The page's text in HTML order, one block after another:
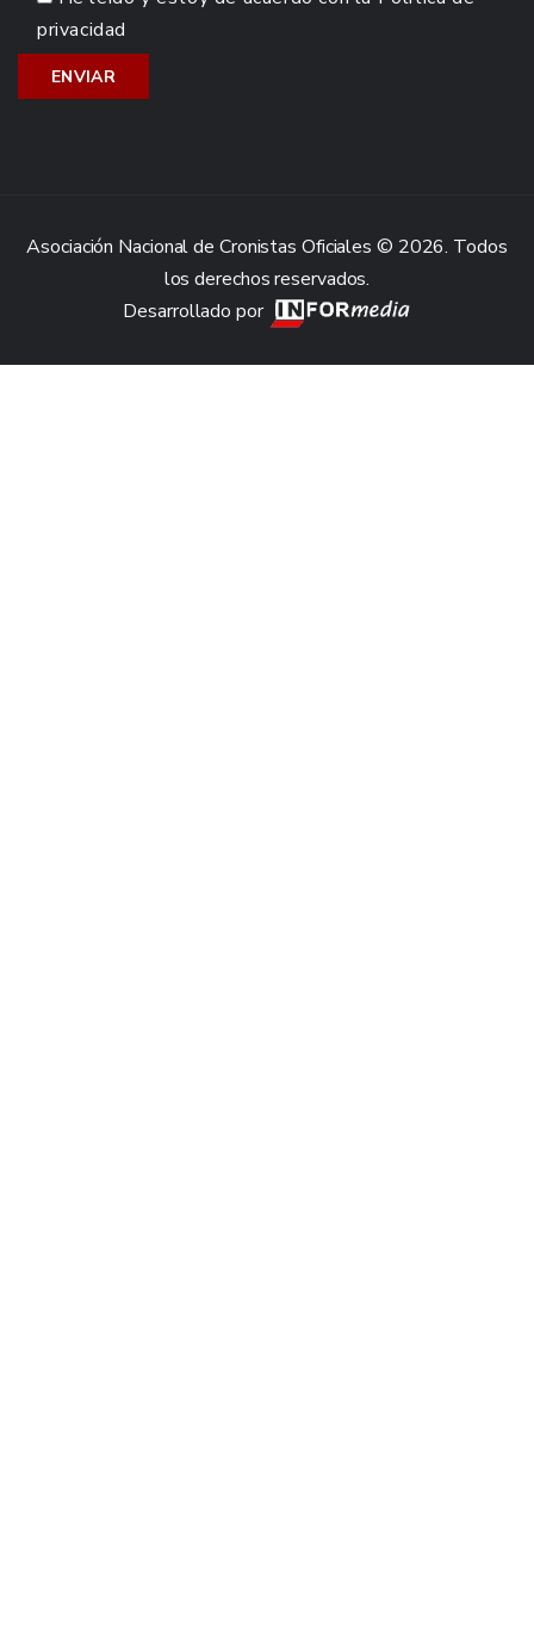
privacidad
Asociación Nacional de Cronistas Oficiales © 2026. Todos
los derechos reservados.
Desarrollado por